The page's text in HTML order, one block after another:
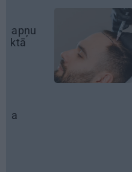
cēliens